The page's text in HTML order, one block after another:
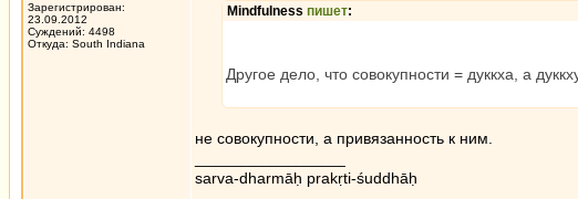
Зарегистрирован:
23.09.2012
Суждений: 4498
Откуда: South Indiana
Mindfulness пишет:
Другое дело, что совокупности = дуккха, а
не совокупности, а привязанность к ним.
sarva-dharmāḥ prakṛti-śuddhāḥ